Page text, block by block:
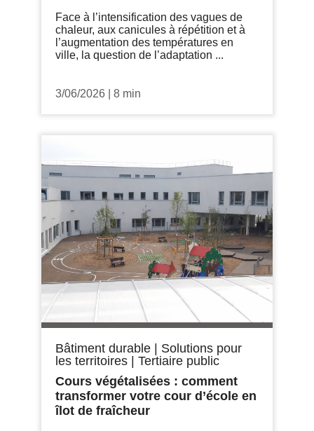
Face à l’intensification des vagues de
chaleur, aux canicules à répétition et à
l’augmentation des températures en
ville, la question de l’adaptation ...
3/06/2026 8 min
Bâtiment durable
Solutions pour
les territoires
Tertiaire public
Cours végétalisées : comment
transformer votre cour d’école en
îlot de fraîcheur